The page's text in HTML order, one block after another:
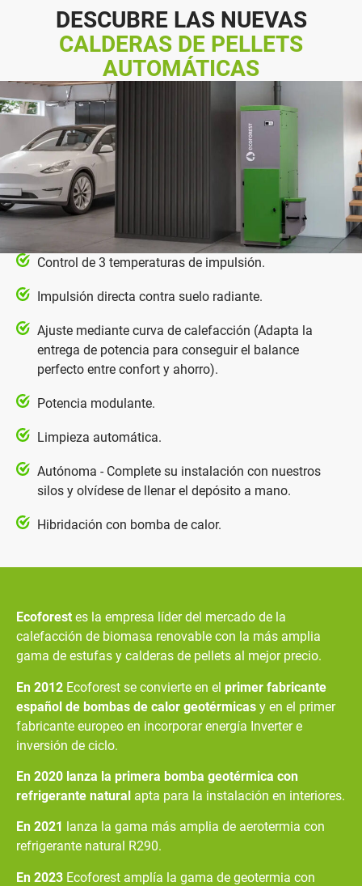
DESCUBRE LAS NUEVAS
CALDERAS DE PELLETS
AUTOMÁTICAS
Control de 3 temperaturas de impulsión.
Impulsión directa contra suelo radiante.
Ajuste mediante curva de calefacción (Adapta la
entrega de potencia para conseguir el balance
perfecto entre confort y ahorro).
Potencia modulante.
Limpieza automática.
Autónoma - Complete su instalación con nuestros
silos y olvídese de llenar el depósito a mano.
Hibridación con bomba de calor.
Ecoforest es la empresa líder del mercado de la
calefacción de biomasa renovable con la más amplia
gama de estufas y calderas de pellets al mejor precio.
En 2012 Ecoforest se convierte en el primer fabricante
español de bombas de calor geotérmicas y en el primer
fabricante europeo en incorporar energía Inverter e
inversión de ciclo.
En 2020 lanza la primera bomba geotérmica con
refrigerante natural apta para la instalación en interiores.
En 2021
lanza la gama más amplia de aerotermia con
refrigerante natural R290.
En 2023 Ecoforest amplía la gama de geotermia con